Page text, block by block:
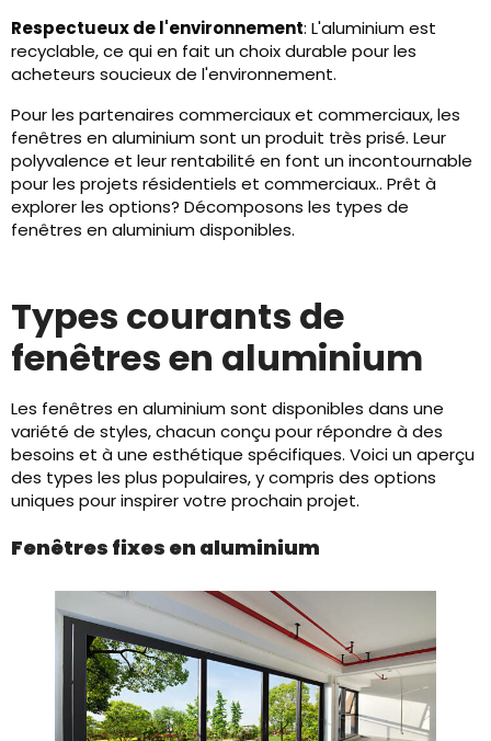
Respectueux de l'environnement: L'aluminium est
recyclable, ce qui en fait un choix durable pour les
acheteurs soucieux de l'environnement.
Pour les partenaires commerciaux et commerciaux, les
fenêtres en aluminium sont un produit très prisé. Leur
polyvalence et leur rentabilité en font un incontournable
pour les projets résidentiels et commerciaux.. Prêt à
explorer les options? Décomposons les types de
fenêtres en aluminium disponibles.
Types courants de
fenêtres en aluminium
Les fenêtres en aluminium sont disponibles dans une
variété de styles, chacun conçu pour répondre à des
besoins et à une esthétique spécifiques. Voici un aperçu
des types les plus populaires, y compris des options
uniques pour inspirer votre prochain projet.
Fenêtres fixes en aluminium